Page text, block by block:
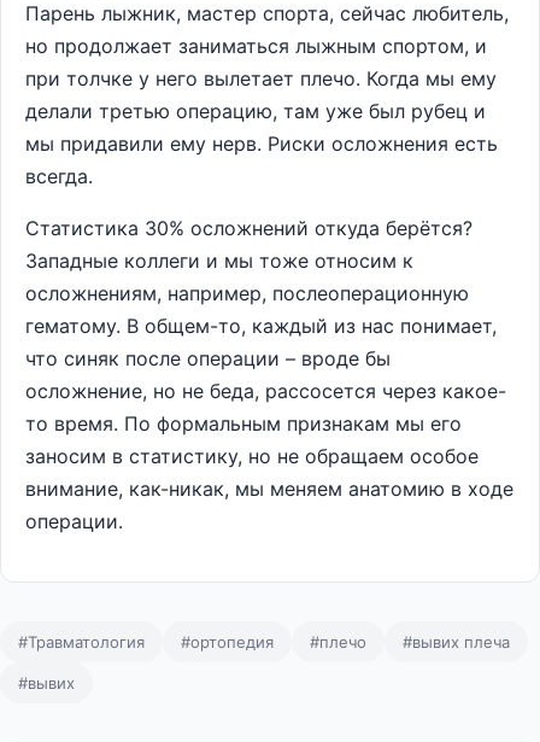
Парень лыжник, мастер спорта, сейчас любитель,
но продолжает заниматься лыжным спортом, и
при толчке у него вылетает плечо. Когда мы ему
делали третью операцию, там уже был рубец и
мы придавили ему нерв. Риски осложнения есть
всегда.
Статистика 30% осложнений откуда берётся?
Западные коллеги и мы тоже относим к
осложнениям, например, послеоперационную
гематому. В общем-то, каждый из нас понимает,
что синяк после операции – вроде бы
осложнение, но не беда, рассосется через какое-
то время. По формальным признакам мы его
заносим в статистику, но не обращаем особое
внимание, как-никак, мы меняем анатомию в ходе
операции.
#Травматология #ортопедия #плечо #вывих плеча
#вывих